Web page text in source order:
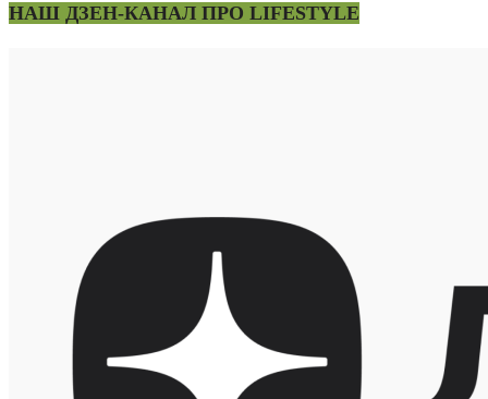
НАШ ДЗЕН-КАНАЛ ПРО LIFESTYLE